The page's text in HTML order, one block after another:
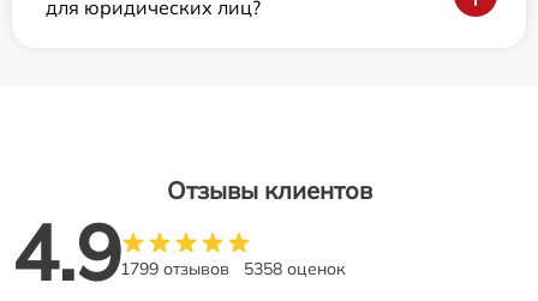
для юридических лиц?
Отзывы клиентов
4.91799 отзывов 5358 оценок